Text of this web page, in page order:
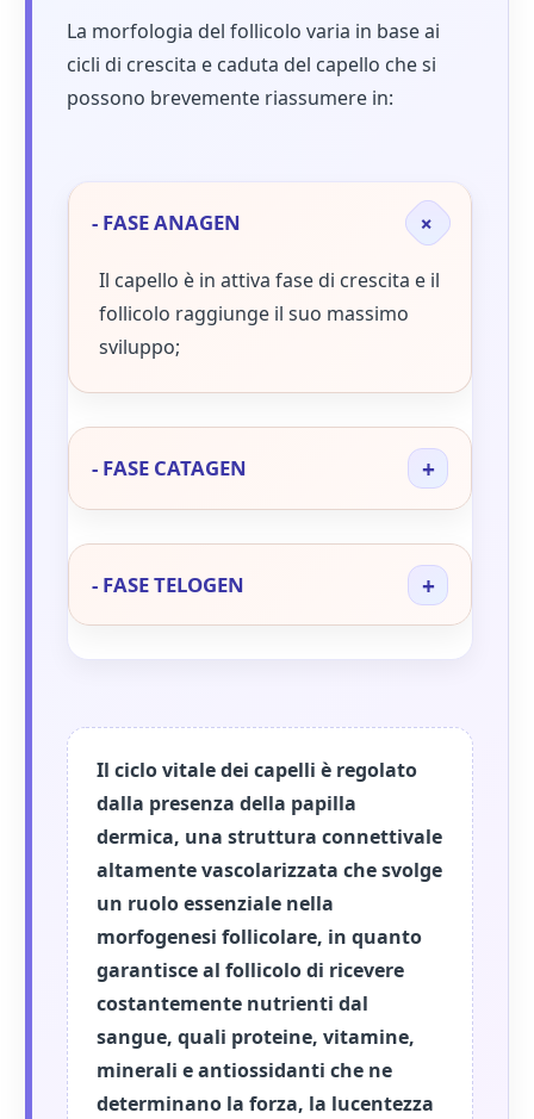
La morfologia del follicolo varia in base ai
cicli di crescita e caduta del capello che si
possono brevemente riassumere in:
- FASE ANAGEN +
Il capello è in attiva fase di crescita e il
follicolo raggiunge il suo massimo
sviluppo;
- FASE CATAGEN +
- FASE TELOGEN +
Il ciclo vitale dei capelli è regolato
dalla presenza della papilla
dermica, una struttura connettivale
altamente vascolarizzata che svolge
un ruolo essenziale nella
morfogenesi follicolare, in quanto
garantisce al follicolo di ricevere
costantemente nutrienti dal
sangue, quali proteine, vitamine,
minerali e antiossidanti che ne
determinano la forza, la lucentezza